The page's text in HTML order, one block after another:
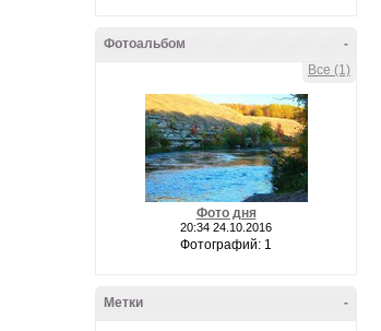
-
Фотоальбом
Все (1)
Фото дня
20:34 24.10.2016
Фотографий: 1
-
Метки